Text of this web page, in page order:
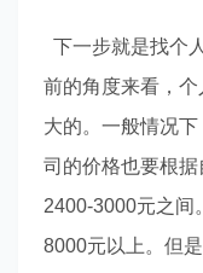
下一步就是找个
前的角度来看，
大的。一般情况
司的价格也要根
2400-3000元之间
8000元以上。但